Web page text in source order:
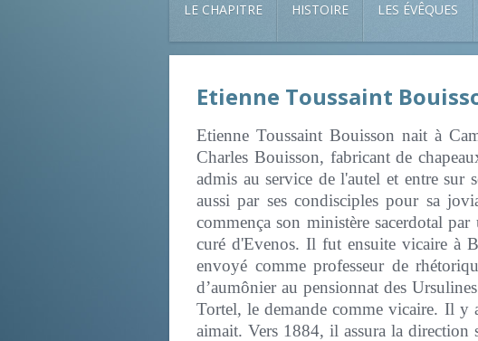
LE CHAPITRE HISTOIRE LES ÉVÊQUES
Etienne Toussaint
Etienne Toussaint Bouisson nait à
Charles Bouisson, fabricant de
admis au service de l'autel et entre sur
aussi par ses condisciples pour sa
commença son ministère sacerdotal
curé d'Evenos. Il fut ensuite vicaire à
envoyé comme professeur de
d’aumônier au pensionnat des
Tortel, le demande comme vicaire. Il y
aimait. Vers 1884, il assura la